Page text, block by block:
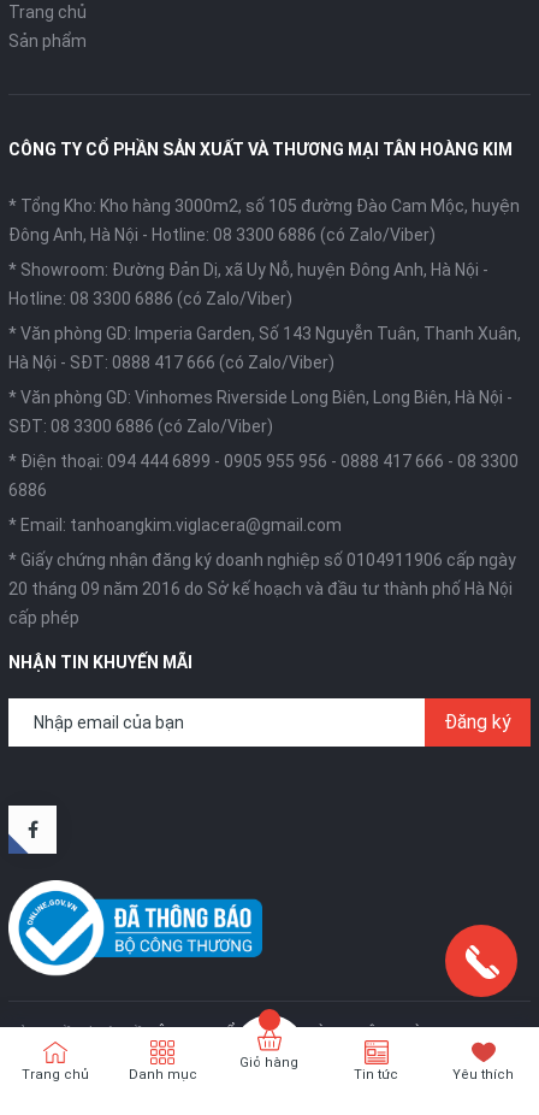
Trang chủ
Sản phẩm
CÔNG TY CỔ PHẦN SẢN XUẤT VÀ THƯƠNG MẠI TÂN HOÀNG KIM
* Tổng Kho: Kho hàng 3000m2, số 105 đường Đào Cam Mộc, huyện
Đông Anh, Hà Nội - Hotline: 08 3300 6886 (có Zalo/Viber)
* Showroom: Đường Đản Dị, xã Uy Nỗ, huyện Đông Anh, Hà Nội -
Hotline: 08 3300 6886 (có Zalo/Viber)
* Văn phòng GD: Imperia Garden, Số 143 Nguyễn Tuân, Thanh Xuân,
Hà Nội - SĐT: 0888 417 666 (có Zalo/Viber)
* Văn phòng GD: Vinhomes Riverside Long Biên, Long Biên, Hà Nội -
SĐT: 08 3300 6886 (có Zalo/Viber)
* Điện thoại: 094 444 6899 - 0905 955 956 - 0888 417 666 - 08 3300
6886
* Email: tanhoangkim.viglacera@gmail.com
* Giấy chứng nhận đăng ký doanh nghiệp số 0104911906 cấp ngày
20 tháng 09 năm 2016 do Sở kế hoạch và đầu tư thành phố Hà Nội
cấp phép
NHẬN TIN KHUYẾN MÃI
Đăng ký
Bản quyền thuộc vềCÔNG TY CỔ PHẦN SX VÀ TM TÂN HOÀNG KIM.Cung
cấp bởi
Trang chủ Danh mục
Giỏ hàng
Tin tức Yêu thích